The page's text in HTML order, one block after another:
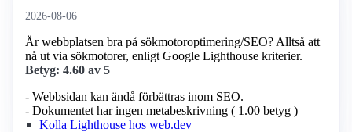
2026-08-06
Är webbplatsen bra på sökmotoroptimering/SEO? Alltså att
nå ut via sökmotorer, enligt Google Lighthouse kriterier.
Betyg: 4.60 av 5
- Webbsidan kan ändå förbättras inom SEO.
- Dokumentet har ingen metabeskrivning ( 1.00 betyg )
Kolla Lighthouse hos web.dev